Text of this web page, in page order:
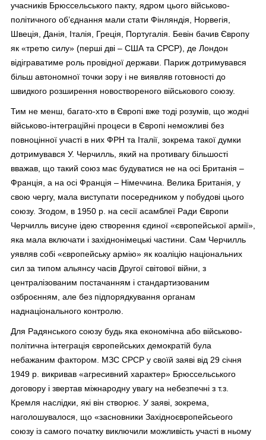
учасників Брюссельського пакту, ядром цього військово-
політичного об’єднання мали стати Фінляндія, Норвегія,
Швеція, Данія, Італія, Греція, Португалія. Бевін бачив Європу
як «третю силу» (перші дві – США та СРСР), де Лондон
відіграватиме роль провідної держави. Париж дотримувався
більш автономної точки зору і не виявляв готовності до
швидкого розширення новоствореного військового союзу.
Тим не менш, багато-хто в Європі вже тоді розумів, що жодні
військово-інтеграційні процеси в Європі неможливі без
повноцінної участі в них ФРН та Італії, зокрема такої думки
дотримувався У. Черчилль, який на противагу більшості
вважав, що такий союз має будуватися не на осі Британія –
Франція, а на осі Франція – Німеччина. Велика Британія, у
свою чергу, мала виступати посередником у побудові цього
союзу. Згодом, в 1950 р. на сесії асамблеї Ради Європи
Черчилль висуне ідею створення єдиної «європейської армії»,
яка мала включати і західнонімецькі частини. Сам Черчилль
уявляв собі «європейську армію» як коаліцію національних
сил за типом альянсу часів Другої світової війни, з
централізованим постачанням і стандартизованим
озброєнням, але без підпорядкування органам
наднаціонального контролю.
Для Радянського союзу будь яка економічна або військово-
політична інтеграція європейських демократій була
небажаним фактором. МЗС СРСР у своїй заяві від 29 січня
1949 р. викривав «агресивний характер» Брюссельського
договору і звертав міжнародну увагу на небезпечні з т.з.
Кремля наслідки, які він створює. У заяві, зокрема,
наголошувалося, що «засновники Західноєвропейсьеого
союзу із самого початку виключили можливість участі в ньому